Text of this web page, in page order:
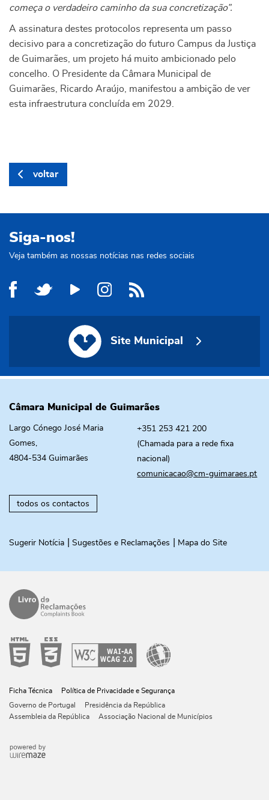
começa o verdadeiro caminho da sua concretização”.
A assinatura destes protocolos representa um passo
decisivo para a concretização do futuro Campus da Justiça
de Guimarães, um projeto há muito ambicionado pelo
concelho. O Presidente da Câmara Municipal de
Guimarães, Ricardo Araújo, manifestou a ambição de ver
esta infraestrutura concluída em 2029.
voltar
Siga-nos!
Veja também as nossas notícias nas redes sociais
Site Municipal
Câmara Municipal de Guimarães
Largo Cónego José Maria
Gomes,
4804-534 Guimarães
+351 253 421 200
(Chamada para a rede fixa
nacional)
comunicacao@cm-guimaraes.pt
todos os contactos
Sugerir Notícia Sugestões e Reclamações Mapa do Site
Ficha Técnica
Política de Privacidade e Segurança
Governo de Portugal
Presidência da República
Assembleia da República
Associação Nacional de Municípios